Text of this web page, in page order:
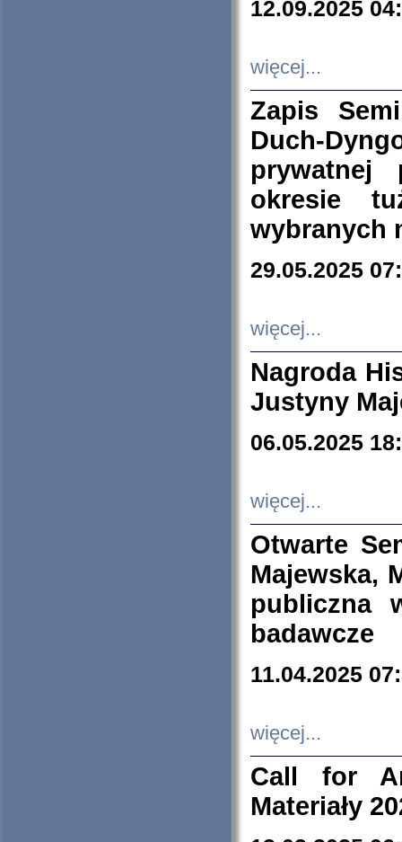
12.09.2025
więcej...
Zapis
Duch-
prywatnej
okresie
wybranych
29.05.2025
więcej...
Nagroda
Justyny
06.05.2025
więcej...
Otwarte
Majewska,
publiczna
badawcze
11.04.2025
więcej...
Call for
Materiały